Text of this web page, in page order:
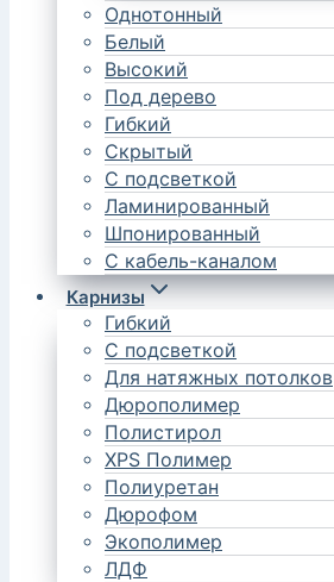
Однотонный
Белый
Высокий
Под дерево
Гибкий
Скрытый
С подсветкой
Ламинированный
Шпонированный
С кабель-каналом
Карнизы
Гибкий
С подсветкой
Для натяжных потолков
Дюрополимер
Полистирол
XPS Полимер
Полиуретан
Дюрофом
Экополимер
ЛДФ